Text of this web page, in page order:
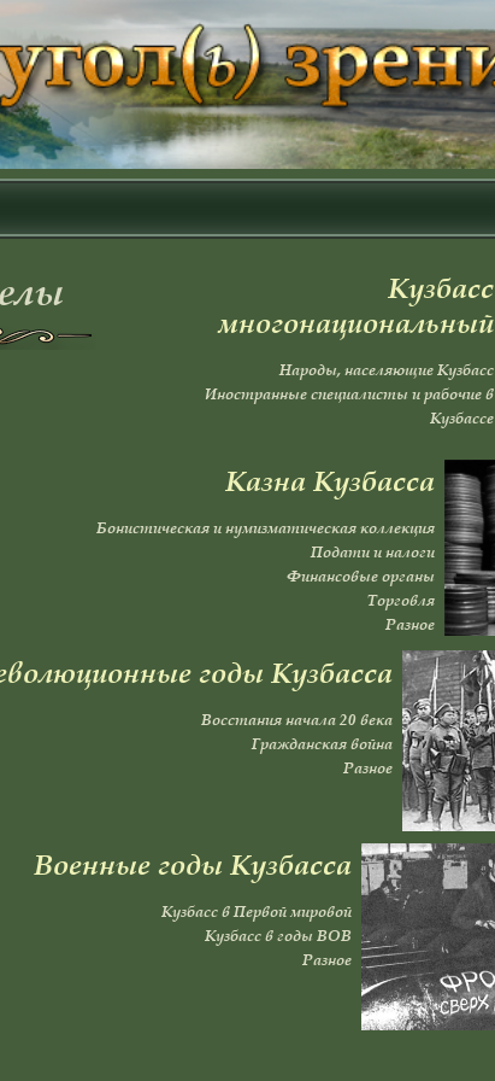
Кузбасс
многонациональный
Народы, населяющие Кузбасс
Иностранные специалисты и рабочие в
Кузбассе
Казна Кузбасса
Бонистическая и нумизматическая коллекция
Подати и налоги
Финансовые органы
Торговля
Разное
годы Кузбасса
Восстания начала 20 века
Гражданская война
Разное
Военные годы Кузбасса
Кузбасс в Первой мировой
Кузбасс в годы ВОВ
Разное